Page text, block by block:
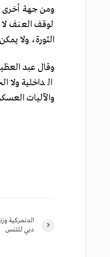
ومن جهة أخرى
لوقف العنف
الثورة، ولا
وقال عبد
الداخلية
والآليات
الدنمركية
دبي للتنس